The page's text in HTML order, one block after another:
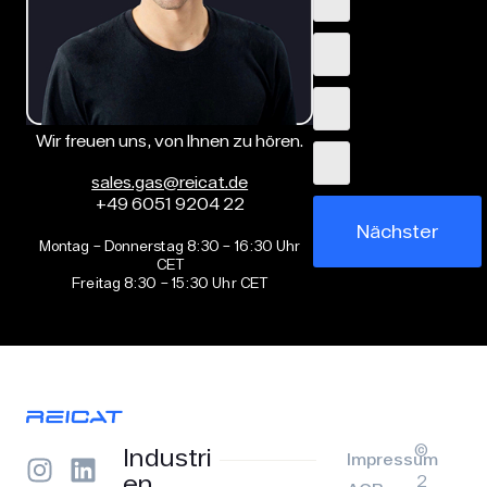
Wir freuen uns, von Ihnen zu hören.
sales.gas@reicat.de
+49 6051 9204 22
Montag – Donnerstag 8:30 – 16:30 Uhr
CET
Freitag 8:30 – 15:30 Uhr CET
Nächster
Industri
Impressum
©
2